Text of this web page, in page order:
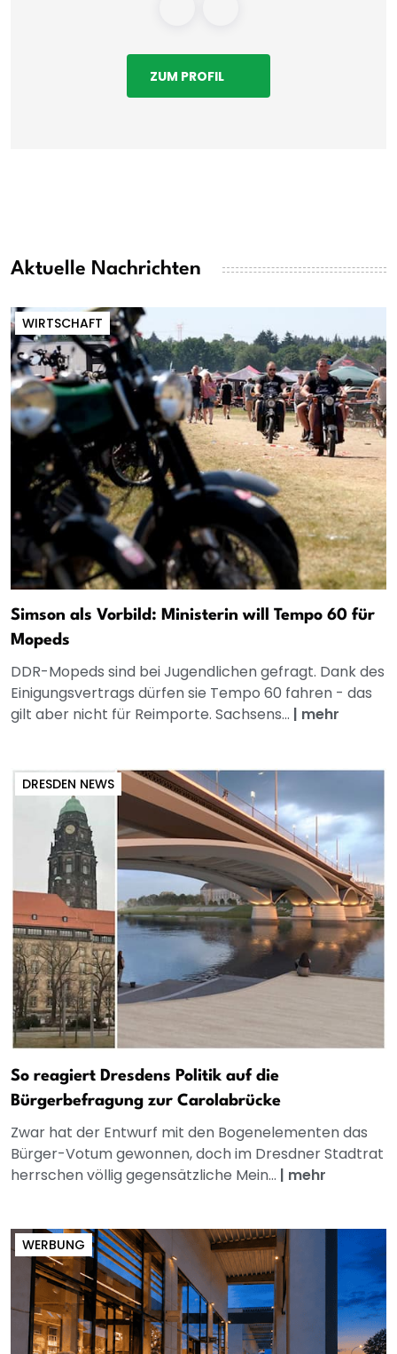
ZUM PROFIL
Aktuelle Nachrichten
WIRTSCHAFT
Simson als Vorbild: Ministerin will Tempo 60 für
Mopeds
DDR-Mopeds sind bei Jugendlichen gefragt. Dank des
Einigungsvertrags dürfen sie Tempo 60 fahren - das
gilt aber nicht für Reimporte. Sachsens... | mehr
DRESDEN NEWS
So reagiert Dresdens Politik auf die
Bürgerbefragung zur Carolabrücke
Zwar hat der Entwurf mit den Bogenelementen das
Bürger-Votum gewonnen, doch im Dresdner Stadtrat
herrschen völlig gegensätzliche Mein... | mehr
WERBUNG